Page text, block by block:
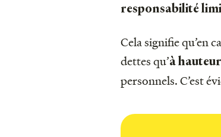
responsabilité
Cela signifie qu’en
dettes qu’à
personnels. C’est